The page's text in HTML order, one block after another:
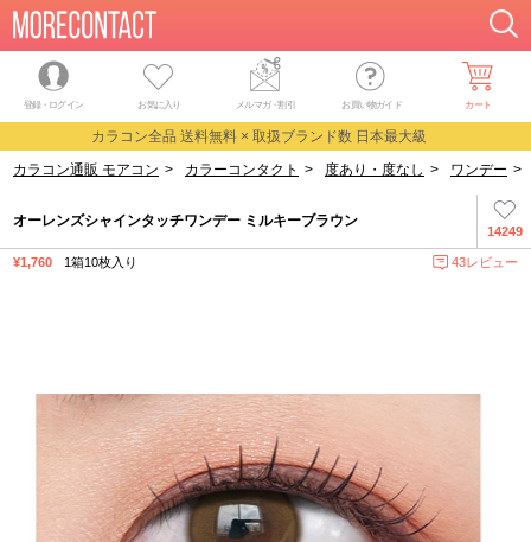
登録・ログイン お気に入り メルマガ・割引 お買い物ガイド カート
カラコン全品 送料無料 × 取扱ブランド数 日本最大級
カラコン通販 モアコン > カラーコンタクト > 度あり・度なし > ワンデー >
14249
オーレンズシャインタッチワンデー ミルキーブラウン
¥1,760 1箱10枚入り 43レビュー